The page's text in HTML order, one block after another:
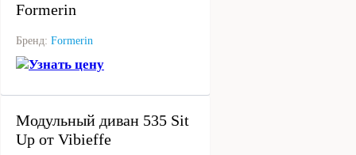
Formerin
Бренд: Formerin
Узнать цену
Модульный диван 535 Sit
Up от Vibieffe